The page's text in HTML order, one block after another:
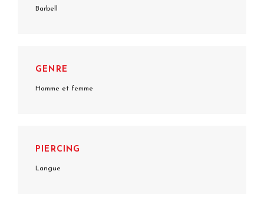
Barbell
GENRE
Homme et femme
PIERCING
Langue